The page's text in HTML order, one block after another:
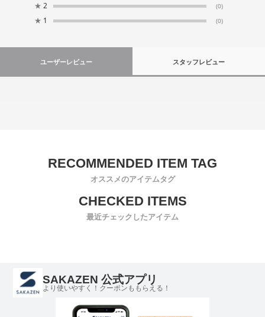
★ 2 (0)
★ 1 (0)
ユーザーレビュー スタッフレビュー
オススメのアイテムタグ
最近チェックしたアイテム
SAKAZEN 公式アプリ
より使いやすく！クーポンももらえる！